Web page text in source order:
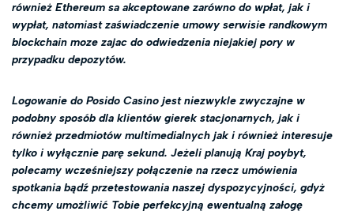
również Ethereum sa akceptowane zarówno do wpłat, jak i
wypłat, natomiast zaświadczenie umowy serwisie randkowym
blockchain moze zajac do odwiedzenia niejakiej pory w
przypadku depozytów.
Logowanie do Posido Casino jest niezwykle zwyczajne w
podobny sposób dla klientów gierek stacjonarnych, jak i
również przedmiotów multimedialnych jak i również interesuje
tylko i wyłącznie parę sekund. Jeżeli planują Kraj poybyt,
polecamy wcześniejszy połączenie na rzecz umówienia
spotkania bądź przetestowania naszej dyspozycyjności, gdyż
chcemy umożliwić Tobie perfekcyjną ewentualną załogę